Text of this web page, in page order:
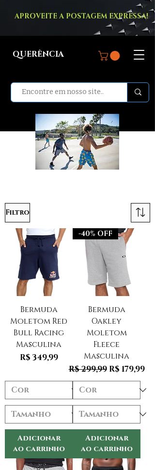
APROVEITE A POSTAGEM EXPRESSA!
QUERÊNCIA
Filtro
Bermuda
Moletom Red
Bull Racing
Masculina
Preço
R$ 349,99
Adicionar
ao carrinho
-40% OFF
Bermuda
Oakley
Moletom
Fleece
Masculina
Preço normal
R$ 299,99 Preço
R$ 179,99
Adicionar
ao carrinho